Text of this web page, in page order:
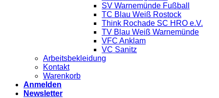
SV Warnemünde Fußball
TC Blau Weiß Rostock
Think Rochade SC HRO e.V.
TV Blau Weiß Warnemünde
VFC Anklam
VC Sanitz
Arbeitsbekleidung
Kontakt
Warenkorb
Anmelden
Newsletter